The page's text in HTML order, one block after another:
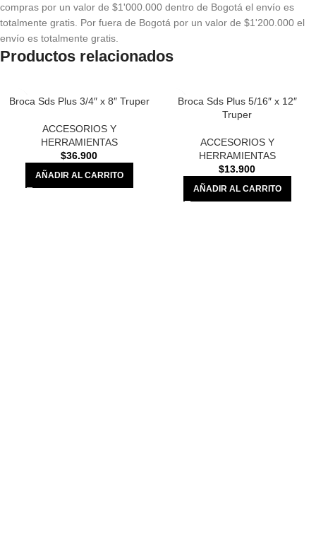
compras por un valor de $1'000.000 dentro de Bogotá el envío es
totalmente gratis. Por fuera de Bogotá por un valor de $1'200.000 el
envío es totalmente gratis.
Productos relacionados
Broca Sds Plus 3/4″ x 8″ Truper
ACCESORIOS Y
HERRAMIENTAS
$36.900
AÑADIR AL CARRITO
Broca Sds Plus 5/16″ x 12″
Truper
ACCESORIOS Y
HERRAMIENTAS
$13.900
AÑADIR AL CARRITO